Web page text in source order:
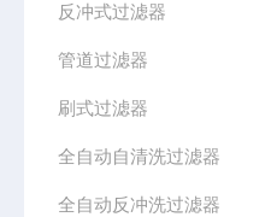
反冲式过滤器
管道过滤器
刷式过滤器
全自动自清洗过滤器
全自动反冲洗过滤器